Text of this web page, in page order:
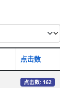
点击数
点击数: 162